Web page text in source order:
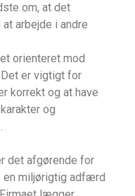
om, at det
arbejde i andre
orienteret mod
er vigtigt for
korrekt og at have
og
det afgørende for
en miljørigtig adfærd